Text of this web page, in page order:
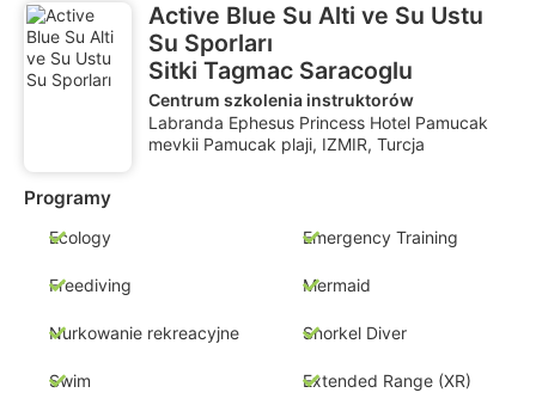
Active Blue Su Alti ve Su Ustu
Su Sporları
Sitki Tagmac Saracoglu
Centrum szkolenia instruktorów
Labranda Ephesus Princess Hotel Pamucak
mevkii Pamucak plaji, IZMIR, Turcja
Programy
Ecology Emergency Training
Freediving Mermaid
Nurkowanie rekreacyjne Snorkel Diver
Swim Extended Range (XR)